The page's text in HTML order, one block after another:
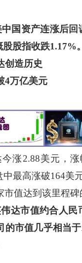
国资产连涨后回
股指收跌1.17%
创造历史
万亿美元
美元，涨
中最高涨破164美
市值达到该里程碑
伟达市值约合人
的市值几乎相当